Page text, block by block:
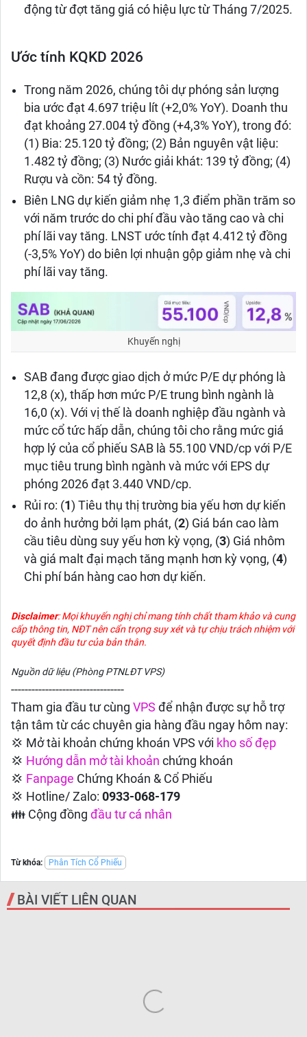
động từ đợt tăng giá có hiệu lực từ Tháng 7/2025.
Ước tính KQKD 2026
Trong năm 2026, chúng tôi dự phóng sản lượng
bia ước đạt 4.697 triệu lít (+2,0% YoY). Doanh thu
đạt khoảng 27.004 tỷ đồng (+4,3% YoY), trong đó:
(1) Bia: 25.120 tỷ đồng; (2) Bản nguyên vật liệu:
1.482 tỷ đồng; (3) Nước giải khát: 139 tỷ đồng; (4)
Rượu và cồn: 54 tỷ đồng.
Biên LNG dự kiến giảm nhẹ 1,3 điểm phần trăm so
với năm trước do chi phí đầu vào tăng cao và chi
phí lãi vay tăng. LNST ước tính đạt 4.412 tỷ đồng
(-3,5% YoY) do biên lợi nhuận gộp giảm nhẹ và chi
phí lãi vay tăng.
Khuyến nghị
SAB đang được giao dịch ở mức P/E dự phóng là
12,8 (x), thấp hơn mức P/E trung bình ngành là
16,0 (x). Với vị thế là doanh nghiệp đầu ngành và
mức cổ tức hấp dẫn, chúng tôi cho rằng mức giá
hợp lý của cổ phiếu SAB là 55.100 VND/cp với P/E
mục tiêu trung bình ngành và mức với EPS dự
phóng 2026 đạt 3.440 VND/cp.
Rủi ro: (1) Tiêu thụ thị trường bia yếu hơn dự kiến
do ảnh hưởng bởi lạm phát, (2) Giá bán cao làm
cầu tiêu dùng suy yếu hơn kỳ vọng, (3) Giá nhôm
và giá malt đại mạch tăng mạnh hơn kỳ vọng, (4)
Chi phí bán hàng cao hơn dự kiến.
Disclaimer: Mọi khuyến nghị chỉ mang tính chất tham khảo và cung
cấp thông tin, NĐT nên cẩn trọng suy xét và tự chịu trách nhiệm với
quyết định đầu tư của bản thân.
Nguồn dữ liệu (Phòng PTNLĐT VPS)
---------------------------------
Tham gia đầu tư cùng VPS để nhận được sự hỗ trợ
tận tâm từ các chuyên gia hàng đầu ngay hôm nay:
💢 Mở tài khoản chứng khoán VPS với kho số đẹp
💢 Hướng dẫn mở tài khoản chứng khoán
💢 Fanpage Chứng Khoán & Cổ Phiếu
💢 Hotline/ Zalo: 0933-068-179
👪 Cộng đồng đầu tư cá nhân
Từ khóa: Phân Tích Cổ Phiếu
BÀI VIẾT LIÊN QUAN